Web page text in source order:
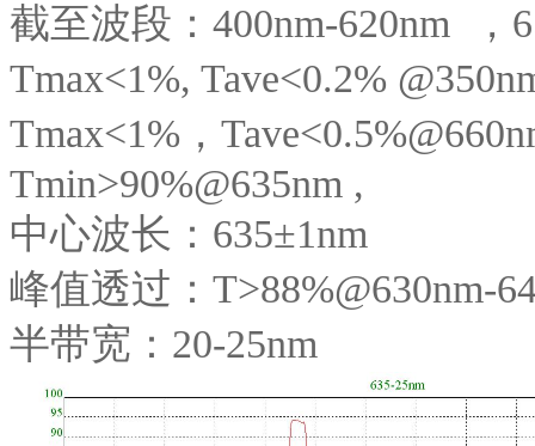
截至波段：400nm-620nm ，
Tmax<1%, Tave<0.2%
Tmax<1%，
Tmin>90%@635nm ,
中心波长：635±1nm
峰值透过：T>88%@630nm-
半带宽：20-25nm